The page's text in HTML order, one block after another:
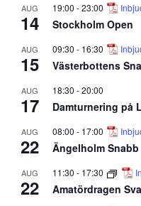
AUG
14
19:00 -23:00
Stockholm Open
AUG
15
09:30 - 16:30
Västerbottens
AUG
17
18:30 -20:00
Damturnering på
AUG
22
08:00 - 17:00
Ängelholm Snabb
AUG
22
11:30 - 17:30
Amatördragen